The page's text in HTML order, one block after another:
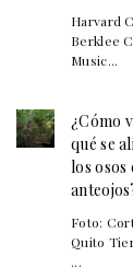
Harvard
Berklee
Music...
¿Cómo
qué se
los osos
Foto:
Quito
...